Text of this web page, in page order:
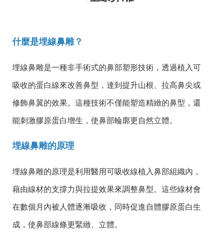
什麼是埋線鼻雕？
埋線鼻雕是一種非手術式的鼻部塑形技術，透過植入可
吸收的蛋白線來改善鼻型，達到提升山根、拉高鼻尖或
修飾鼻翼的效果。這種技術不僅能塑造精緻的鼻型，還
能刺激膠原蛋白增生，使鼻部輪廓更自然立體。
埋線鼻雕的原理
埋線鼻雕的原理是利用醫用可吸收線植入鼻部組織內，
藉由線材的支撐力與拉提效果來調整鼻型。這些線材會
在數個月內被人體逐漸吸收，同時促進自體膠原蛋白生
成，使鼻部線條更緊緻、立體。